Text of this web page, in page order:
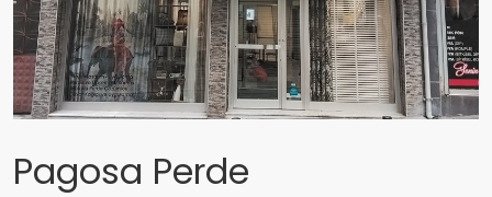
Pagosa Perde